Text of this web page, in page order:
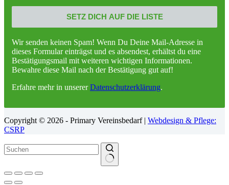
Wir senden keinen Spam! Wenn Du Deine Mail-Adresse in
dieses Formular einträgst und es absendest, erhältst du eine
Bestätigungsmail mit weiteren wichtigen Informationen.
Bewahre diese Mail nach der Bestätigung gut auf!
Erfahre mehr in unsererDatenschutzerklärung.
Copyright © 2026 - Primary Vereinsbedarf | Webdesign & Pflege:
CSRP
Keine
Ergebnisse